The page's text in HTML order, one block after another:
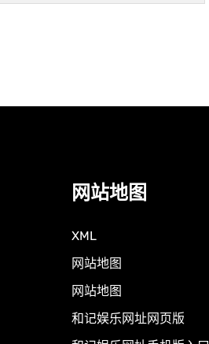
网站地图
XML
网站地图
网站地图
和记娱乐网址网页版